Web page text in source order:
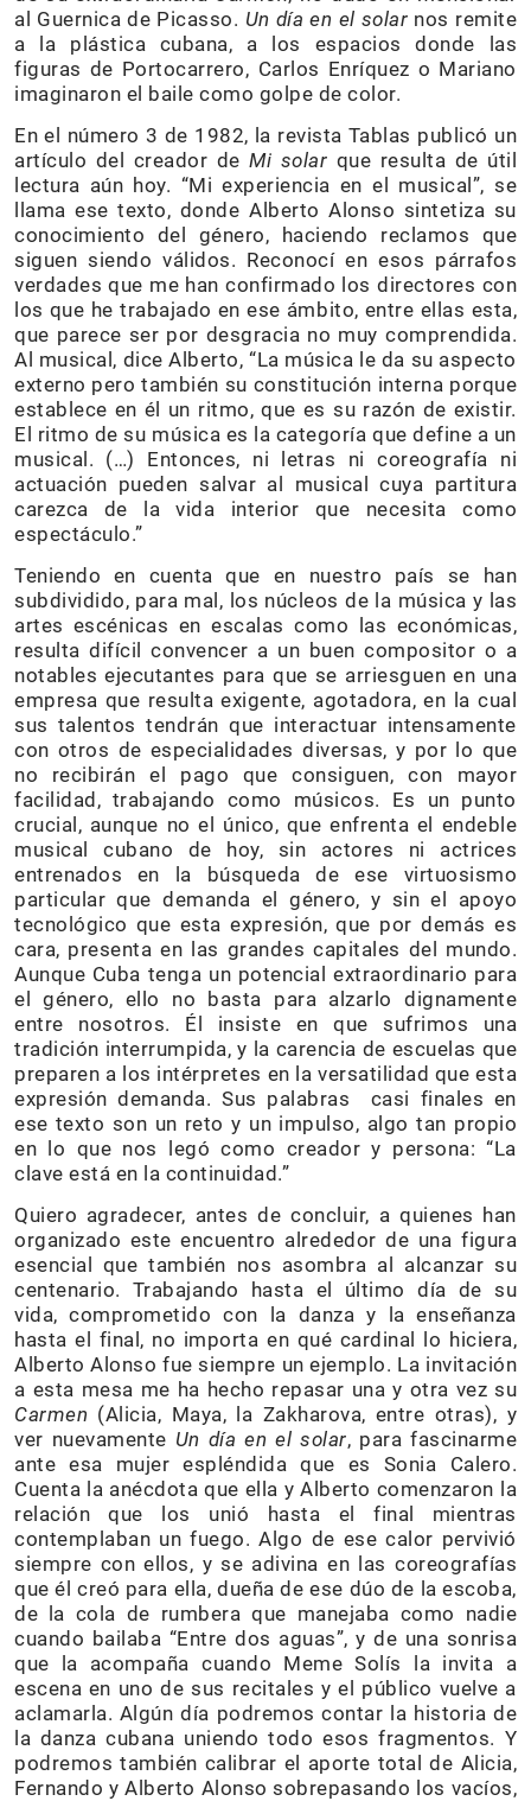
al Guernica de Picasso. Un día en el solar nos remite
a la plástica cubana, a los espacios donde las
figuras de Portocarrero, Carlos Enríquez o Mariano
imaginaron el baile como golpe de color.
En el número 3 de 1982, la revista Tablas publicó un
artículo del creador de Mi solar que resulta de útil
lectura aún hoy. “Mi experiencia en el musical”, se
llama ese texto, donde Alberto Alonso sintetiza su
conocimiento del género, haciendo reclamos que
siguen siendo válidos. Reconocí en esos párrafos
verdades que me han confirmado los directores con
los que he trabajado en ese ámbito, entre ellas esta,
que parece ser por desgracia no muy comprendida.
Al musical, dice Alberto, “La música le da su aspecto
externo pero también su constitución interna porque
establece en él un ritmo, que es su razón de existir.
El ritmo de su música es la categoría que define a un
musical. (…) Entonces, ni letras ni coreografía ni
actuación pueden salvar al musical cuya partitura
carezca de la vida interior que necesita como
espectáculo.”
Teniendo en cuenta que en nuestro país se han
subdividido, para mal, los núcleos de la música y las
artes escénicas en escalas como las económicas,
resulta difícil convencer a un buen compositor o a
notables ejecutantes para que se arriesguen en una
empresa que resulta exigente, agotadora, en la cual
sus talentos tendrán que interactuar intensamente
con otros de especialidades diversas, y por lo que
no recibirán el pago que consiguen, con mayor
facilidad, trabajando como músicos. Es un punto
crucial, aunque no el único, que enfrenta el endeble
musical cubano de hoy, sin actores ni actrices
entrenados en la búsqueda de ese virtuosismo
particular que demanda el género, y sin el apoyo
tecnológico que esta expresión, que por demás es
cara, presenta en las grandes capitales del mundo.
Aunque Cuba tenga un potencial extraordinario para
el género, ello no basta para alzarlo dignamente
entre nosotros. Él insiste en que sufrimos una
tradición interrumpida, y la carencia de escuelas que
preparen a los intérpretes en la versatilidad que esta
expresión demanda. Sus palabras casi finales en
ese texto son un reto y un impulso, algo tan propio
en lo que nos legó como creador y persona: “La
clave está en la continuidad.”
Quiero agradecer, antes de concluir, a quienes han
organizado este encuentro alrededor de una figura
esencial que también nos asombra al alcanzar su
centenario. Trabajando hasta el último día de su
vida, comprometido con la danza y la enseñanza
hasta el final, no importa en qué cardinal lo hiciera,
Alberto Alonso fue siempre un ejemplo. La invitación
a esta mesa me ha hecho repasar una y otra vez su
Carmen (Alicia, Maya, la Zakharova, entre otras), y
ver nuevamente Un día en el solar, para fascinarme
ante esa mujer espléndida que es Sonia Calero.
Cuenta la anécdota que ella y Alberto comenzaron la
relación que los unió hasta el final mientras
contemplaban un fuego. Algo de ese calor pervivió
siempre con ellos, y se adivina en las coreografías
que él creó para ella, dueña de ese dúo de la escoba,
de la cola de rumbera que manejaba como nadie
cuando bailaba “Entre dos aguas”, y de una sonrisa
que la acompaña cuando Meme Solís la invita a
escena en uno de sus recitales y el público vuelve a
aclamarla. Algún día podremos contar la historia de
la danza cubana uniendo todo esos fragmentos. Y
podremos también calibrar el aporte total de Alicia,
Fernando y Alberto Alonso sobrepasando los vacíos,